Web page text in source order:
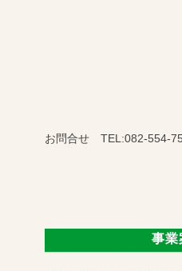
お問合せ TEL:082-554-
事業